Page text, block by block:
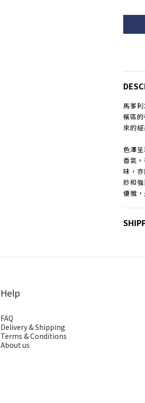
馬爹
檳區
來的經
色澤
香氣
味，
妙和
優雅
Help
FAQ
Delivery & Shipping
Terms & Conditions
About us